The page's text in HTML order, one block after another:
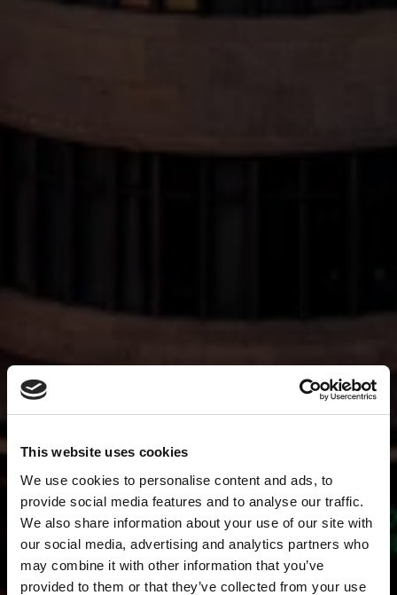
This website uses cookies
We use cookies to personalise content and ads, to
provide social media features and to analyse our traffic.
We also share information about your use of our site with
our social media, advertising and analytics partners who
may combine it with other information that you’ve
provided to them or that they’ve collected from your use